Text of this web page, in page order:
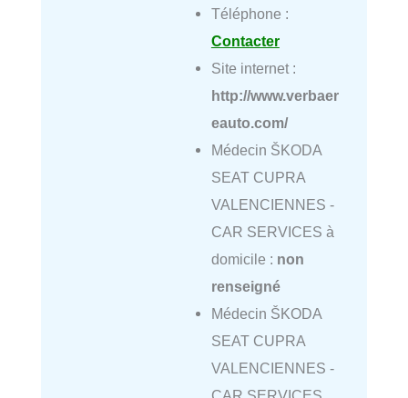
Téléphone :
Contacter
Site internet :
http://www.verbaer
eauto.com/
Médecin ŠKODA
SEAT CUPRA
VALENCIENNES -
CAR SERVICES à
domicile : non
renseigné
Médecin ŠKODA
SEAT CUPRA
VALENCIENNES -